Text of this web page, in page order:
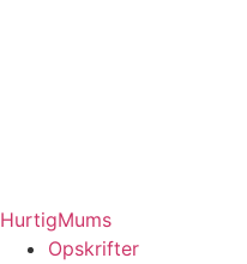
HurtigMums
Opskrifter